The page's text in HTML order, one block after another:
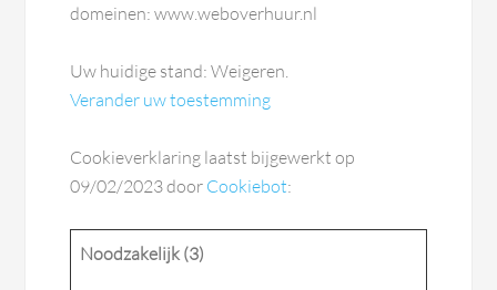
domeinen: www.weboverhuur.nl
Uw huidige stand: Weigeren.
Verander uw toestemming
Cookieverklaring laatst bijgewerkt op
09/02/2023 door Cookiebot:
Noodzakelijk (3)